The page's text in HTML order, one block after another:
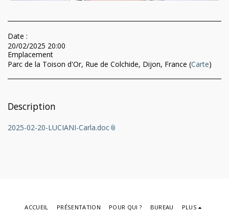
Date :
20/02/2025 20:00
Emplacement
Parc de la Toison d'Or, Rue de Colchide, Dijon, France (Carte)
Description
2025-02-20-LUCIANI-Carla.doc
ACCUEIL PRÉSENTATION POUR QUI ? BUREAU PLUS